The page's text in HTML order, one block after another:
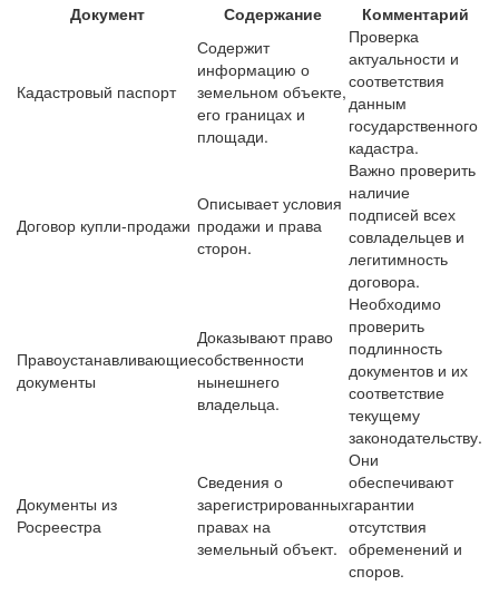
Документ
Содержание Комментарий
Кадастровый паспорт
Содержит
информацию о
земельном объекте,
его границах и
площади.
Проверка
актуальности и
соответствия
данным
государственного
кадастра.
Договор купли-продажи
Описывает условия
продажи и права
сторон.
Важно проверить
наличие
подписей всех
совладельцев и
легитимность
договора.
Правоустанавливающие
документы
Доказывают право
собственности
нынешнего
владельца.
Необходимо
проверить
подлинность
документов и их
соответствие
текущему
законодательству.
Документы из
Росреестра
Сведения о
зарегистрированных
правах на
земельный объект.
Они
обеспечивают
гарантии
отсутствия
обременений и
споров.